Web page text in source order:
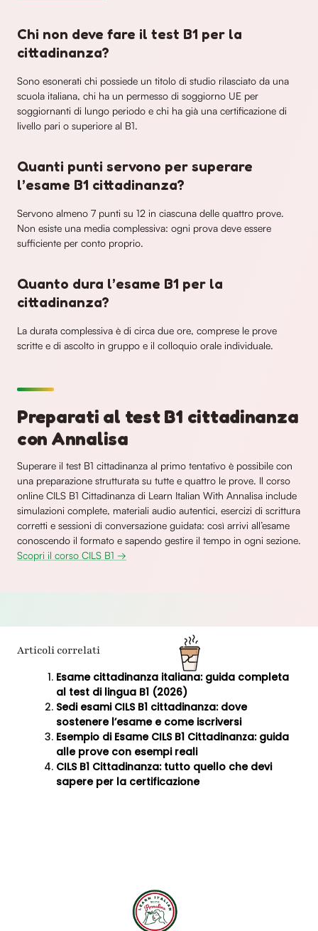
Chi non deve fare il test B1 per la
cittadinanza?
Sono esonerati chi possiede un titolo di studio rilasciato da una
scuola italiana, chi ha un permesso di soggiorno UE per
soggiornanti di lungo periodo e chi ha già una certificazione di
livello pari o superiore al B1.
Quanti punti servono per superare
l’esame B1 cittadinanza?
Servono almeno 7 punti su 12 in ciascuna delle quattro prove.
Non esiste una media complessiva: ogni prova deve essere
sufficiente per conto proprio.
Quanto dura l’esame B1 per la
cittadinanza?
La durata complessiva è di circa due ore, comprese le prove
scritte e di ascolto in gruppo e il colloquio orale individuale.
Preparati al test B1 cittadinanza
con Annalisa
Superare il test B1 cittadinanza al primo tentativo è possibile con
una preparazione strutturata su tutte e quattro le prove. Il corso
online CILS B1 Cittadinanza di Learn Italian With Annalisa include
simulazioni complete, materiali audio autentici, esercizi di scrittura
corretti e sessioni di conversazione guidata: così arrivi all’esame
conoscendo il formato e sapendo gestire il tempo in ogni sezione.
Scopri il corso CILS B1 →
Articoli correlati
Esame cittadinanza italiana: guida completa
al test di lingua B1 (2026)
Sedi esami CILS B1 cittadinanza: dove
sostenere l’esame e come iscriversi
Esempio di Esame CILS B1 Cittadinanza: guida
alle prove con esempi reali
CILS B1 Cittadinanza: tutto quello che devi
sapere per la certificazione